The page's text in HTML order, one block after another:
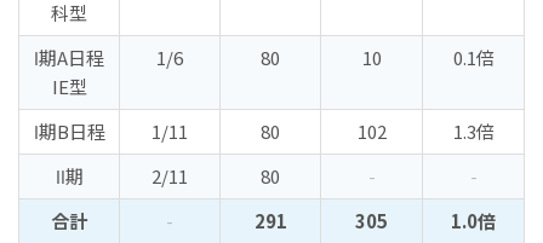
科型
Ⅰ期A日程
IE型
1/6 80 10 0.1倍
Ⅰ期B日程 1/11 80 102
1.3倍
Ⅱ期
2/11 80 -
-
合計
- 291 305 1.0倍